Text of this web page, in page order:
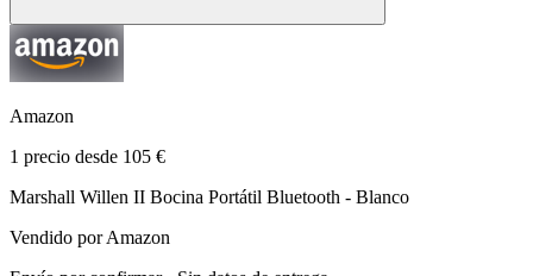
Amazon
1 precio desde 105 €
Marshall Willen II Bocina Portátil Bluetooth - Blanco
Vendido por Amazon